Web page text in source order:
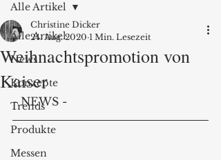
Alle Artikel
News
Konzepte
Trends
Produkte
Messen
Alle Artikel
Weihnachtspromotion von
Kaiser
Christine Dicker
24. Aug. 2020 1 Min. Lesezeit
- NEWS -